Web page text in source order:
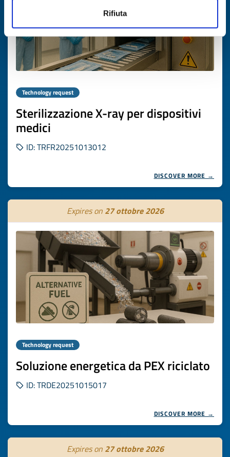
Rifiuta
Technology request
Sterilizzazione X-ray per dispositivi
medici
ID: TRFR20251013012
DISCOVER MORE →
Expires on 27 ottobre 2026
Technology request
Soluzione energetica da PEX riciclato
ID: TRDE20251015017
DISCOVER MORE →
Expires on 27 ottobre 2026